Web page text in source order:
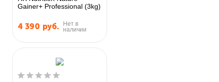
Gainer+ Professional (3kg)
4 390 руб.
Нет в
наличии